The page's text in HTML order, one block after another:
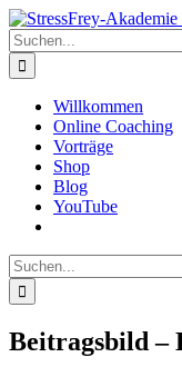
Zum
Inhalt
springen
Suche
nach:
Willkommen
Online Coaching
Vorträge
Shop
Blog
YouTube
Suche
nach:
Beitragsbild –